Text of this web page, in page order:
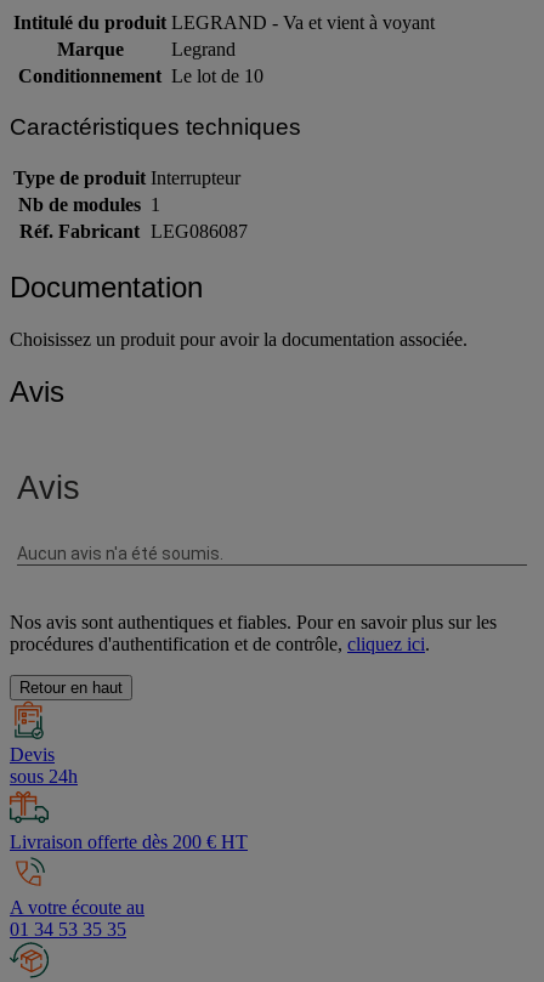
Intitulé du produit LEGRAND - Va et vient à voyant
Marque
Legrand
Conditionnement Le lot de 10
Caractéristiques techniques
Type de produit Interrupteur
Nb de modules 1
Réf. Fabricant LEG086087
Documentation
Choisissez un produit pour avoir la documentation associée.
Avis
Nos avis sont authentiques et fiables. Pour en savoir plus sur les
procédures d'authentification et de contrôle, cliquez ici.
Retour en haut
Devis
sous 24h
Livraison offerte dès 200 € HT
A votre écoute au
01 34 53 35 35